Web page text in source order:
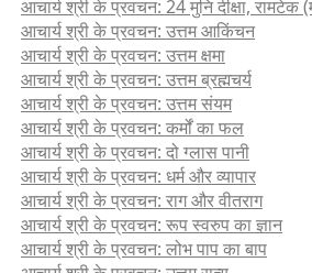
आचार्य श्री के प्रवचन: 24 मुनि दीक्षा, रामटेक
आचार्य श्री के प्रवचन: उत्तम आकिंचन
आचार्य श्री के प्रवचन: उत्तम क्षमा
आचार्य श्री के प्रवचन: उत्तम ब्रह्मचर्य
आचार्य श्री के प्रवचन: उत्तम संयम
आचार्य श्री के प्रवचन: कर्मों का फल
आचार्य श्री के प्रवचन: दो ग्लास पानी
आचार्य श्री के प्रवचन: धर्म और व्यापार
आचार्य श्री के प्रवचन: राग और वीतराग
आचार्य श्री के प्रवचन: रूप स्वरुप का ज्ञान
आचार्य श्री के प्रवचन: लोभ पाप का बाप